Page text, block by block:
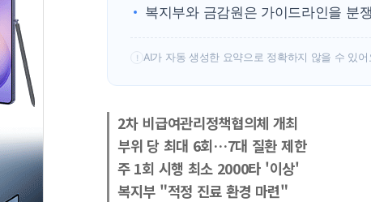
복지부와 금감원은 가이드라인을 분
! AI가 자동 생성한 요약으로 정확하지 않을 수 있어
2차 비급여관리정책협의체 개최
부위 당 최대 6회…7대 질환 제한
주 1회 시행 최소 2000타 '이상'
복지부 "적정 진료 환경 마련"